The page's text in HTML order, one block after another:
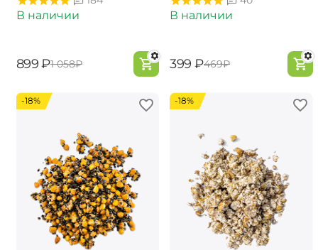
В наличии
‍899‍ ₽‍1 058‍₽
В наличии
‍399‍ ₽‍469‍₽
-18% -18%